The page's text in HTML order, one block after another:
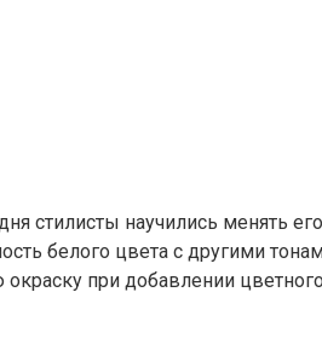
стилисты научились менять
белого цвета с другими
при добавлении